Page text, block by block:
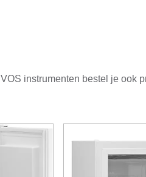
instrumenten bestel je ook